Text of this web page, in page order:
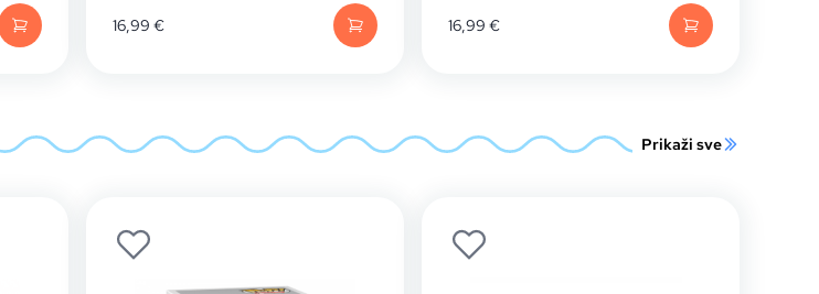
16,99 € 16,99 €
Prikaži sve